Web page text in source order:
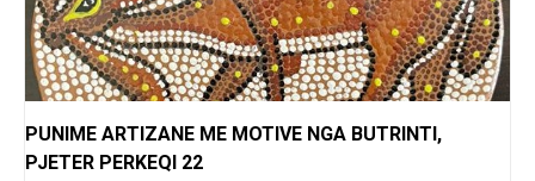
PUNIME ARTIZANE ME MOTIVE NGA BUTRINTI,
PJETER PERKEQI 22